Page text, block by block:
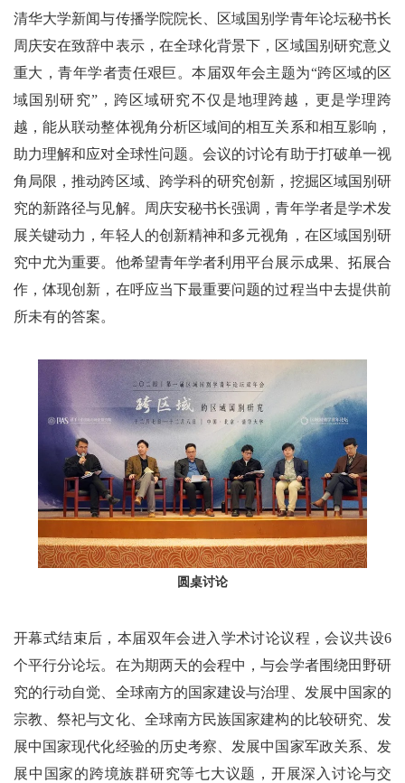
清华大学新闻与传播学院院长、区域国别学青年论坛秘书长
周庆安在致辞中表示，在全球化背景下，区域国别研究意义
重大，青年学者责任艰巨。本届双年会主题为“跨区域的区
域国别研究”，跨区域研究不仅是地理跨越，更是学理跨
越，能从联动整体视角分析区域间的相互关系和相互影响，
助力理解和应对全球性问题。会议的讨论有助于打破单一视
角局限，推动跨区域、跨学科的研究创新，挖掘区域国别研
究的新路径与见解。周庆安秘书长强调，青年学者是学术发
展关键动力，年轻人的创新精神和多元视角，在区域国别研
究中尤为重要。他希望青年学者利用平台展示成果、拓展合
作，体现创新，在呼应当下最重要问题的过程当中去提供前
所未有的答案。
圆桌讨论
开幕式结束后，本届双年会进入学术讨论议程，会议共设6
个平行分论坛。在为期两天的会程中，与会学者围绕田野研
究的行动自觉、全球南方的国家建设与治理、发展中国家的
宗教、祭祀与文化、全球南方民族国家建构的比较研究、发
展中国家现代化经验的历史考察、发展中国家军政关系、发
展中国家的跨境族群研究等七大议题，开展深入讨论与交